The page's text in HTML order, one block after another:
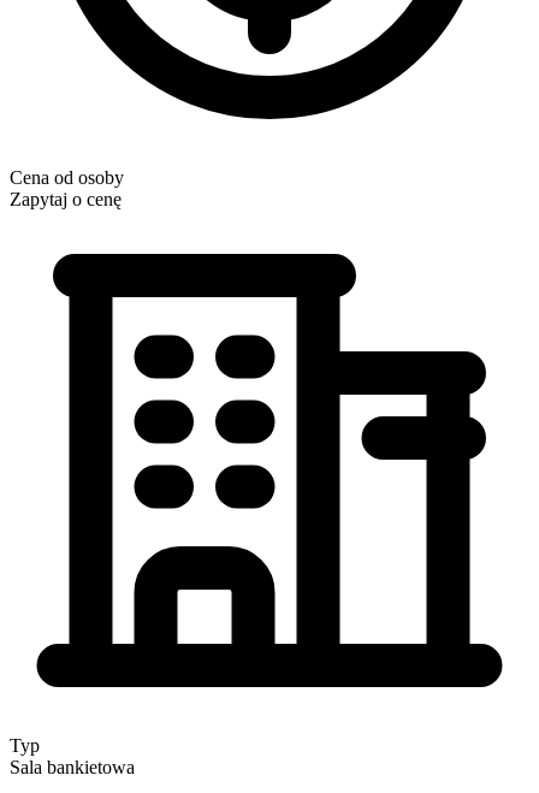
Cena od osoby
Zapytaj o cenę
Typ
Sala bankietowa